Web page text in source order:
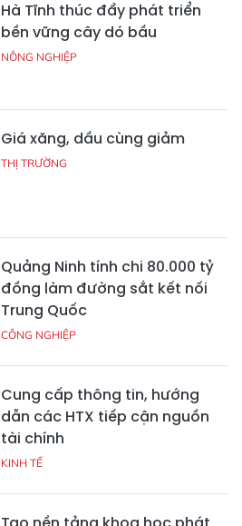
Hà Tĩnh thúc đẩy phát triển
bền vững cây dó bầu
NÔNG NGHIỆP
Giá xăng, dầu cùng giảm
THỊ TRƯỜNG
Quảng Ninh tính chi 80.000 tỷ
đồng làm đường sắt kết nối
Trung Quốc
CÔNG NGHIỆP
Cung cấp thông tin, hướng
dẫn các HTX tiếp cận nguồn
tài chính
KINH TẾ